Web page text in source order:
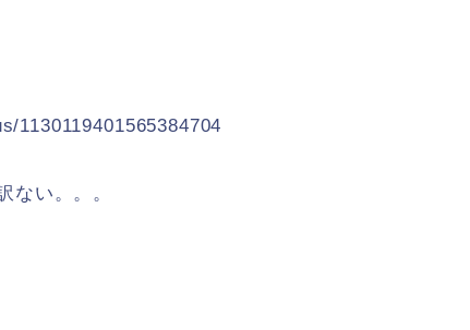
1130119401565384704
ない。。。